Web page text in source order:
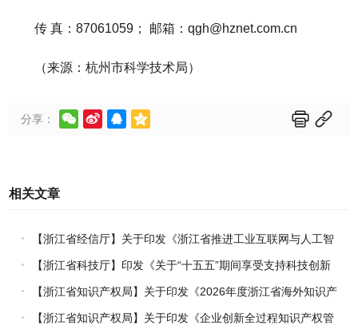
传 真：87061059； 邮箱：qgh@hznet.com.cn
（来源：杭州市科学技术局）
分享：      
相关文章
【浙江省经信厅】关于印发《浙江省推进工业互联网与人工智
能融合赋能行动方案》的通知
【浙江省科技厅】印发《关于“十五五”期间享受支持科技创新
进口税收优惠政策的科研机构名单核定的实施办法》的通知
【浙江省知识产权局】关于印发《2026年度浙江省海外知识产
权风险统一基础性保障保险实施方案》的通知
【浙江省知识产权局】关于印发《企业创新全过程知识产权管